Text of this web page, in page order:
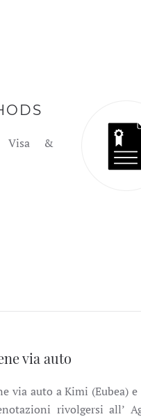
Visa &
via auto
via auto a Kimi (Eubea)
rivolgersi all’